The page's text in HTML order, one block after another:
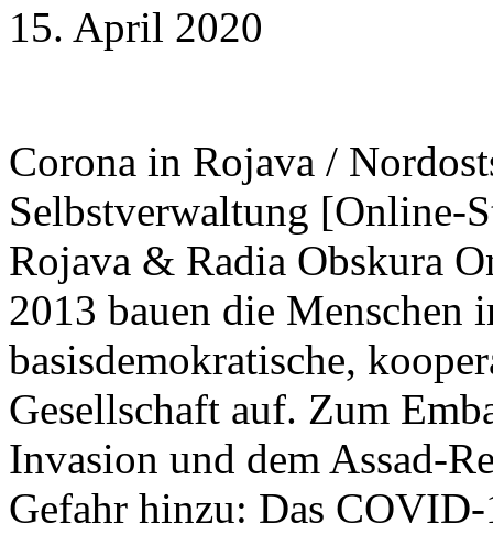
15. April 2020
Corona in Rojava /
Selbstverwaltung [Online-
Rojava & Radia Obskura
2013 bauen die Menschen
basisdemokratische,
Gesellschaft auf. Zum
Invasion und dem Assad-
Gefahr hinzu: Das